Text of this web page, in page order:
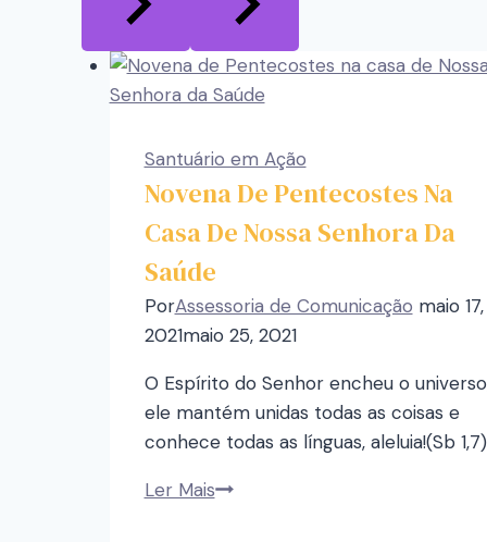
Santuário em Ação
Novena De Pentecostes Na
Casa De Nossa Senhora Da
Saúde
PorAssessoria de Comunicação maio 17,
2021maio 25, 2021
O Espírito do Senhor encheu o
ele mantém unidas todas as coisas e
conhece todas as línguas, aleluia!(Sb 1,7)
Ler Mais